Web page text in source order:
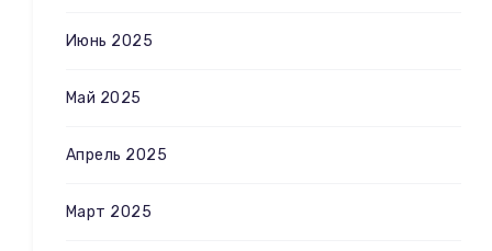
Июнь 2025
Май 2025
Апрель 2025
Март 2025